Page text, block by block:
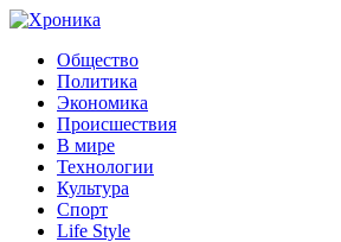
Общество
Политика
Экономика
Происшествия
В мире
Технологии
Культура
Спорт
Life Style